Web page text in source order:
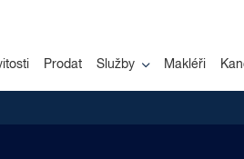
Prodat Služby Makléři